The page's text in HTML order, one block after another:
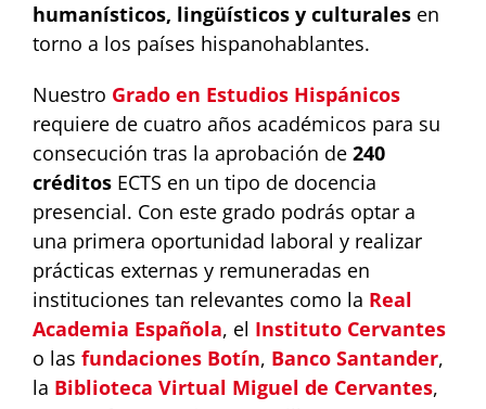
humanísticos, lingüísticos y culturales en
torno a los países hispanohablantes.
Nuestro Grado en Estudios Hispánicos
requiere de cuatro años académicos para su
consecución tras la aprobación de 240
créditos ECTS en un tipo de docencia
presencial. Con este grado podrás optar a
una primera oportunidad laboral y realizar
prácticas externas y remuneradas en
instituciones tan relevantes como la Real
Academia Española, el Instituto Cervantes
o las fundaciones Botín, Banco Santander,
la Biblioteca Virtual Miguel de Cervantes,